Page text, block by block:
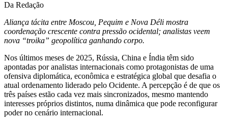
Da Redação
Aliança tácita entre Moscou, Pequim e Nova Déli mostra
coordenação crescente contra pressão ocidental; analistas veem
nova “troika” geopolítica ganhando corpo.
Nos últimos meses de 2025, Rússia, China e Índia têm sido
apontadas por analistas internacionais como protagonistas de uma
ofensiva diplomática, econômica e estratégica global que desafia o
atual ordenamento liderado pelo Ocidente. A percepção é de que os
três países estão cada vez mais sincronizados, mesmo mantendo
interesses próprios distintos, numa dinâmica que pode reconfigurar
poder no cenário internacional.